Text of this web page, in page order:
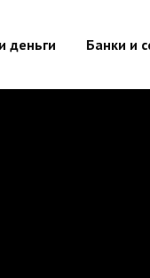
деньги Банки и